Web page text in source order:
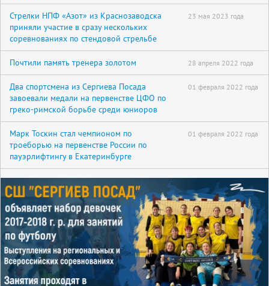
Стрелки НПФ «Азот» из Краснозаводска
приняли участие в сразу нескольких
соревнованиях по стендовой стрельбе
23 мая 2023 года
Почтили память тренера золотом 28 апреля 2022 года
Два спортсмена из Сергиева Посада
завоевали медали на первенстве ЦФО по
греко-римской борьбе среди юниоров
01 февраля 2022 года
Марк Тоскин стал чемпионом по
троеборью на первенстве России по
пауэрлифтингу в Екатеринбурге
01 февраля 2022 года